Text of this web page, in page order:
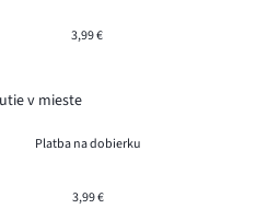
3,99 €
v mieste
Platba na dobierku
3,99 €